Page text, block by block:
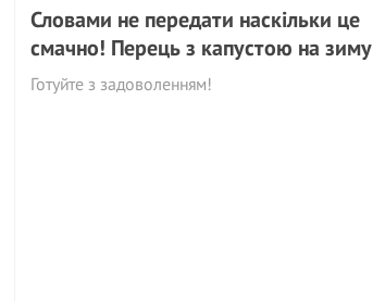
Словами не передати наскільки це
смачно! Перець з капустою на зиму
Готуйте з задоволенням!